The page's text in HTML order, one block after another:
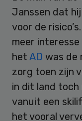
Janssen dat
voor de
meer interesse
het AD was de
zorg toen zijn
in dit land
vanuit een
het vooral